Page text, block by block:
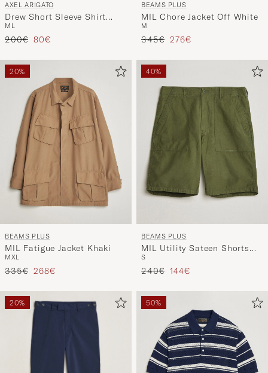
AXEL ARIGATO
Drew Short Sleeve Shirt
Black
M L
Reguliere prijs
200€ Verlaagd prijs
80€
BEAMS PLUS
MIL Chore Jacket Off White
M
Reguliere prijs
345€ Verlaagd prijs
276€
20%
BEAMS PLUS
MIL Fatigue Jacket Khaki
MXL
Reguliere prijs
335€ Verlaagd prijs
268€
40%
BEAMS PLUS
MIL Utility Sateen Shorts
Olive
S
Reguliere prijs
240€ Verlaagd prijs
144€
20% 50%